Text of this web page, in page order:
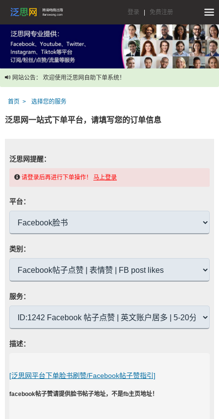
登录 免费注册
网站公告： 欢迎使用泛思网自助下单系统！
首页 选择您的服务
泛思网一站式下单平台，请填写您的订单信息
泛思网提醒：
请登录后再进行下单操作！ 马上登录
平台：
类别：
服务：
描述：
[泛思网平台下单脸书刷赞/Facebook帖子赞指引]
facebook帖子赞请提供脸书帖子地址，不是fb主页地址！